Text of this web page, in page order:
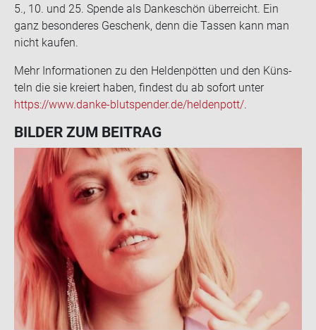
5., 10. und 25. Spen­de als Dan­ke­schön über­reicht. Ein
ganz be­son­de­res Ge­schenk, denn die Tas­sen kann man
nicht kau­fen.
Mehr In­for­ma­tio­nen zu den Hel­den­pöt­ten und den Küns­
teln die sie kre­iert haben, fin­dest du ab so­fort unter
https://www.danke-​blutspender.de/hel­den­pott/.
BIL­DER ZUM BEI­TRAG